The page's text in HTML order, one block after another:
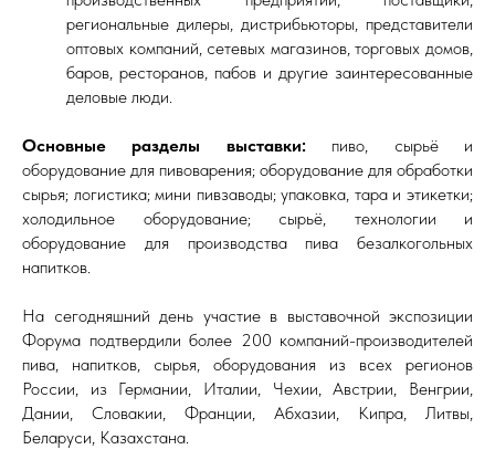
региональные дилеры, дистрибьюторы, представители
оптовых компаний, сетевых магазинов, торговых домов,
баров, ресторанов, пабов и другие заинтересованные
деловые люди.
Основные разделы выставки:пиво, сырьё и
оборудование для пивоварения; оборудование для обработки
сырья; логистика; мини пивзаводы; упаковка, тара и этикетки;
холодильное оборудование; сырьё, технологии и
оборудование для производства пива безалкогольных
напитков.
На сегодняшний день участие в выставочной экспозиции
Форума подтвердили более 200 компаний-производителей
пива, напитков, сырья, оборудования из всех регионов
России, из Германии, Италии, Чехии, Австрии, Венгрии,
Дании, Словакии, Франции, Абхазии, Кипра, Литвы,
Беларуси, Казахстана.